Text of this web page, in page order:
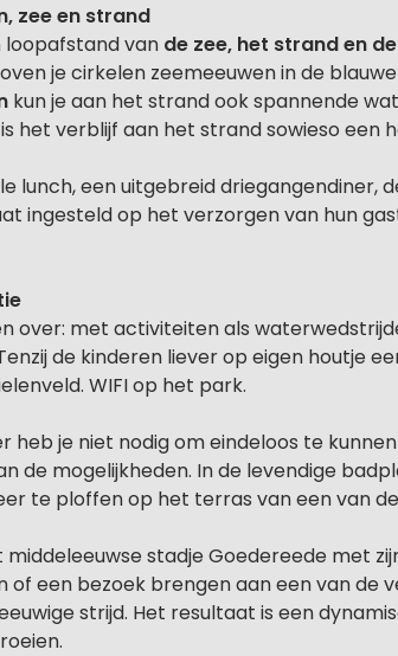
zee en strand
loopafstand van de zee, het strand en
je cirkelen zeemeeuwen in de
kun je aan het strand ook spannende
het verblijf aan het strand sowieso een
lunch, een uitgebreid driegangendiner,
ingesteld op het verzorgen van hun
over: met activiteiten als
de kinderen liever op eigen houtje
WIFI op het park.
heb je niet nodig om eindeloos te
de mogelijkheden. In de levendige
te ploffen op het terras van een van
middeleeuwse stadje Goedereede met
of een bezoek brengen aan een van de
strijd. Het resultaat is een